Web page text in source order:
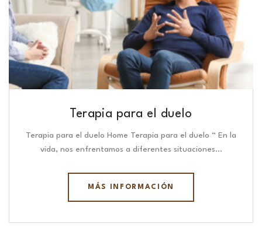
Terapia para el duelo
Terapia para el duelo Home Terapia para el duelo “ En la
vida, nos enfrentamos a diferentes situaciones…
MÁS INFORMACIÓN